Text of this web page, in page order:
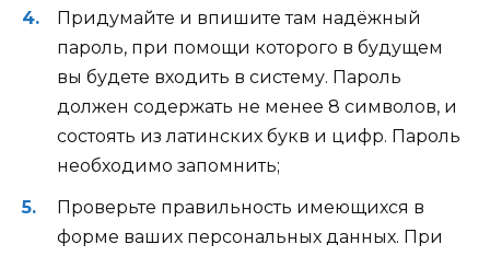
Придумайте и впишите там надёжный
пароль, при помощи которого в будущем
вы будете входить в систему. Пароль
должен содержать не менее 8 символов, и
состоять из латинских букв и цифр. Пароль
необходимо запомнить;
Проверьте правильность имеющихся в
форме ваших персональных данных. При